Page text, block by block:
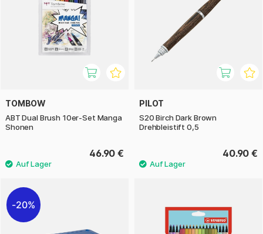
TOMBOW
ABT Dual Brush 10er-Set Manga
Shonen
46.90 €
PILOT
S20 Birch Dark Brown
Drehbleistift 0,5
40.90 €
20%